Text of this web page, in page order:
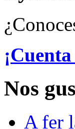
Nos
A fer